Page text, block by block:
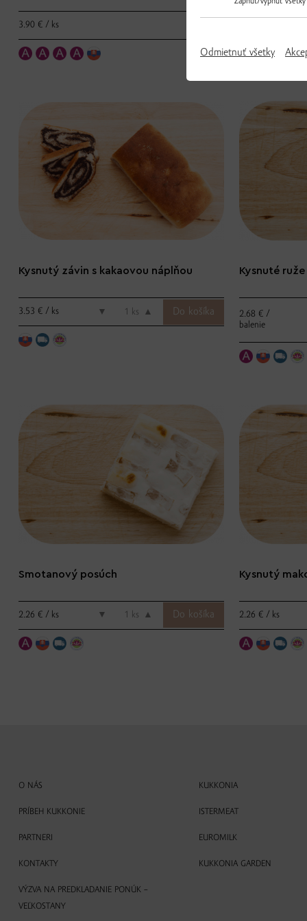
3.90 € / ks
Kysnutý závin s kakaovou náplňou
3.53 € / ks ▼ ks ▲
Kysnuté
2.68 € /
balenie
Smotanový posúch
2.26 € / ks ▼ ks ▲
Kysnutý
2.26 € / ks
O NÁS
PRÍBEH KUKKONIE
PARTNERI
KONTAKTY
VÝZVA NA PREDKLADANIE PONÚK –
VEĽKOSTANY
KUKKONIA
ISTERMEAT
EUROMILK
KUKKONIA GARDEN
Odmietnuť všetky